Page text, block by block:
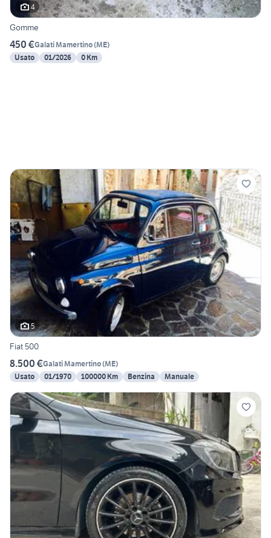
4
Gomme
450 €Galati Mamertino(ME)
Usato
01/2026 0 Km
5
Fiat 500
8.500 €Galati Mamertino(ME)
Usato
01/1970 100000 Km Benzina Manuale